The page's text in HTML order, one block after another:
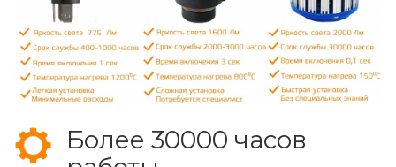
Более 30000 часов